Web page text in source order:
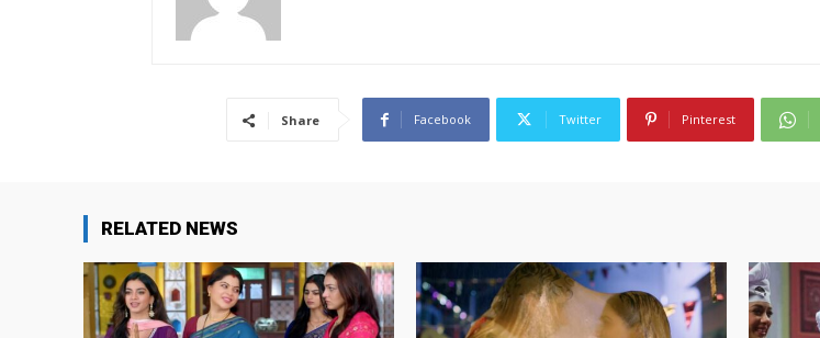
Share Facebook Twitter Pinterest
RELATED NEWS